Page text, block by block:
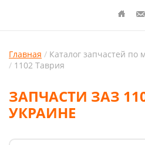
Главная Каталог запчастей по
1102 Таврия
ЗАПЧАСТИ ЗАЗ
УКРАИНЕ